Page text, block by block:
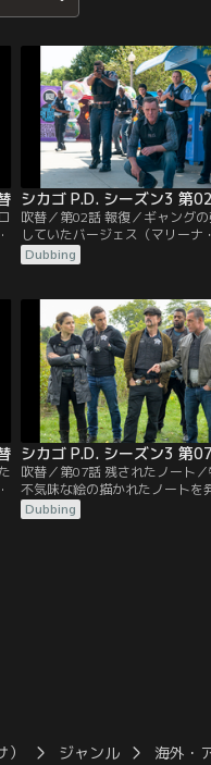
シカゴ P.D. シーズン3 第
吹替／第02話 報復／ギャング
していたバージェス（マリーナ
アティ）とローマン（ブライア
ティ）は、偶然、行方不明だっ
Dubbing
シカゴ P.D. シーズン3 第
吹替／第07話 残されたノート／
不気味な絵の描かれたノートを
そして、その持ち主で、富裕層
に通い、他の生徒たちへの復讐
Dubbing
ジャンル 海外・